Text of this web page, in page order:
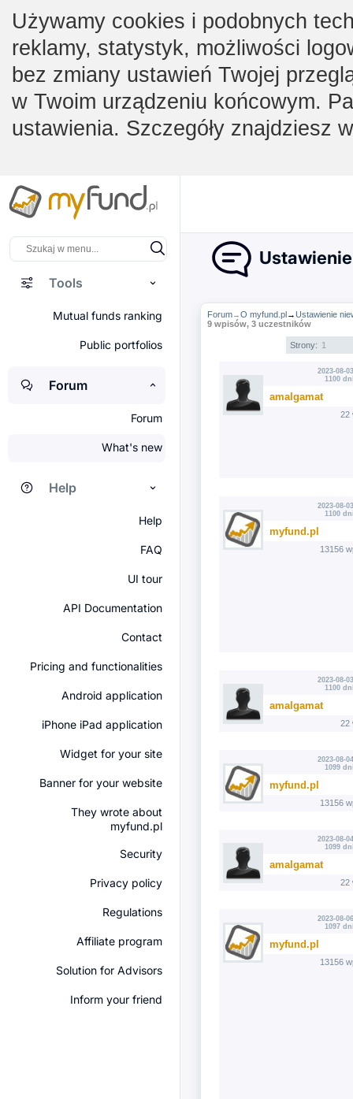
Używamy cookies i podobnych
reklamy, statystyk, możliwości
bez zmiany ustawień Twojej
w Twoim urządzeniu końcowym.
ustawienia. Szczegóły znajdziesz
Tools
Mutual funds ranking
Public portfolios
Forum
Forum
What's new
Help
Help
FAQ
UI tour
API Documentation
Contact
Pricing and functionalities
Android application
iPhone iPad application
Widget for your site
Banner for your website
They wrote about
myfund.pl
Security
Privacy policy
Regulations
Affiliate program
Solution for Advisors
Inform your friend
Forum→O myfund.pl→Ustawienie
9 wpisów, 3 uczestników
Strony: 1
2023-08-
1100
amalgamat
22
2023-08-
1100
myfund.pl
13156
2023-08-
1100
amalgamat
22
2023-08-
1099
myfund.pl
13156
2023-08-
1099
amalgamat
22
2023-08-
1097
myfund.pl
13156